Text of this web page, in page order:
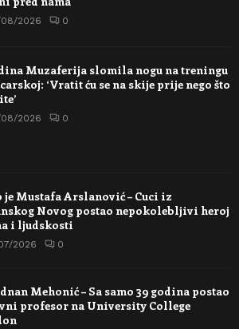
2026 0
Muzaferija slomila nogu na treningu
‘Vratit ću se na skije prije nego što
2026 0
je Mustafa Arslanović – Cuci iz
Novog postao nepokolebljivi heroj
i ljudskosti
2026 0
Mehonić – Sa samo 39 godina postao
profesor na University College